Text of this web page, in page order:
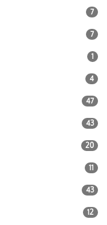
7
7
1
4
47
43
20
11
43
12